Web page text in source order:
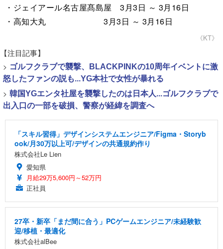
・ジェイアール名古屋髙島屋 3月3日 ～ 3月16日
・高知大丸 3月3日 ～ 3月16日
《KT》
【注目記事】
> ゴルフクラブで襲撃、BLACKPINKの10周年イベントに激
怒したファンの説も...YG本社で女性が暴れる
> 韓国YGエンタ社屋を襲撃したのは日本人...ゴルフクラブで
出入口の一部を破損、警察が経緯を調査へ
「スキル習得」デザインシステムエンジニア/Figma・Storyb
ook/月30万以上可/デザインの共通規約作り
株式会社Le Lien
愛知県
月給29万5,600円～52万円
正社員
27卒・新卒「まだ間に合う」PCゲームエンジニア/未経験歓
迎/移植・最適化
株式会社alBee